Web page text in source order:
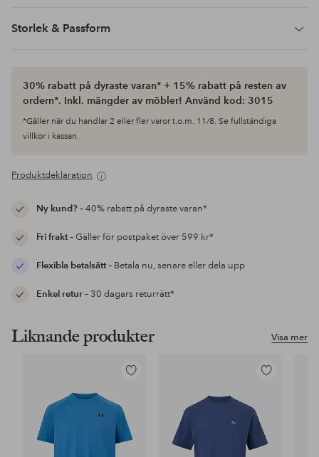
Storlek & Passform
30% rabatt på dyraste varan* + 15% rabatt på resten av
ordern*. Inkl. mängder av möbler! Använd kod: 3015
*Gäller när du handlar 2 eller fler varor t.o.m. 11/8. Se fullständiga
villkor i kassan.
Produktdeklaration
Ny kund?– 40% rabatt på dyraste varan*
Fri frakt– Gäller för postpaket över 599 kr*
Flexibla betalsätt– Betala nu, senare eller dela upp
Enkel retur– 30 dagars returrätt*
Visa mer
Liknande produkter
Lägg
i
favoriter
Lägg
favoriter